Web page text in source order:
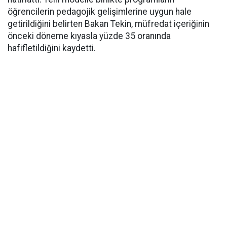
öğrencilerin pedagojik gelişimlerine uygun hale
getirildiğini belirten Bakan Tekin, müfredat içeriğinin
önceki döneme kıyasla yüzde 35 oranında
hafifletildiğini kaydetti.